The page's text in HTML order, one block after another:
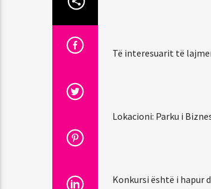
Të interesuarit të
Lokacioni: Parku i
Konkursi është i hapur